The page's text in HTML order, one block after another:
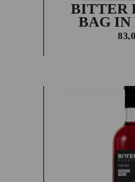
BITTER
BAG IN